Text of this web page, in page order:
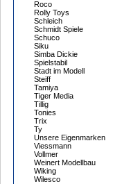
Roco
Rolly Toys
Schleich
Schmidt Spiele
Schuco
Siku
Simba Dickie
Spielstabil
Stadt im Modell
Steiff
Tamiya
Tiger Media
Tillig
Tonies
Trix
Ty
Unsere Eigenmarken
Viessmann
Vollmer
Weinert Modellbau
Wiking
Wilesco